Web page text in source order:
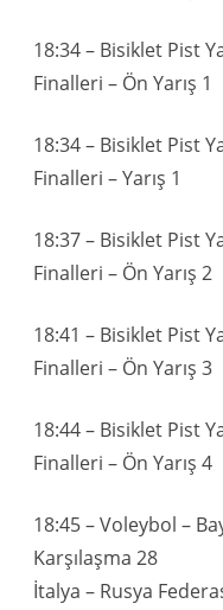
18:34 – Bisiklet Pist
Finalleri – Ön Yarış 1
18:34 – Bisiklet Pist
Finalleri – Yarış 1
18:37 – Bisiklet Pist
Finalleri – Ön Yarış 2
18:41 – Bisiklet Pist
Finalleri – Ön Yarış 3
18:44 – Bisiklet Pist
Finalleri – Ön Yarış 4
18:45 – Voleybol –
Karşılaşma 28
İtalya – Rusya